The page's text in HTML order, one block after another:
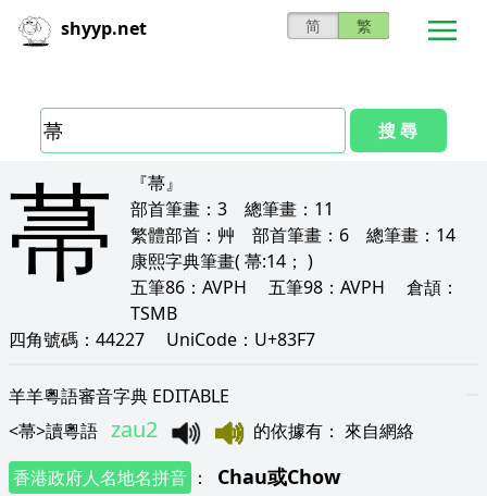
shyyp.net 简 繁
搜 尋
菷
『菷』
部首筆畫： 3 總筆畫： 11
繁體部首： 艸 部首筆畫： 6 總筆畫： 14
康熙字典筆畫( 菷:14； )
五筆86： AVPH 五筆98： AVPH 倉頡：
TSMB
四角號碼： 44227 UniCode： U+83F7
羊羊粵語審音字典 EDITABLE
<菷>讀粵語 zau2 的依據有 ： 來自網絡
香港政府人名地名拼音 ： Chau或Chow